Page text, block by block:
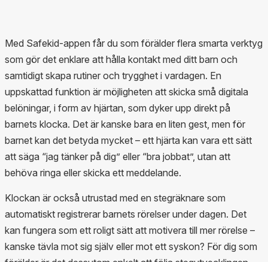
Med Safekid-appen får du som förälder flera smarta verktyg
som gör det enklare att hålla kontakt med ditt barn och
samtidigt skapa rutiner och trygghet i vardagen. En
uppskattad funktion är möjligheten att skicka små digitala
belöningar, i form av hjärtan, som dyker upp direkt på
barnets klocka. Det är kanske bara en liten gest, men för
barnet kan det betyda mycket – ett hjärta kan vara ett sätt
att säga “jag tänker på dig” eller “bra jobbat”, utan att
behöva ringa eller skicka ett meddelande.
Klockan är också utrustad med en stegräknare som
automatiskt registrerar barnets rörelser under dagen. Det
kan fungera som ett roligt sätt att motivera till mer rörelse –
kanske tävla mot sig själv eller mot ett syskon? För dig som